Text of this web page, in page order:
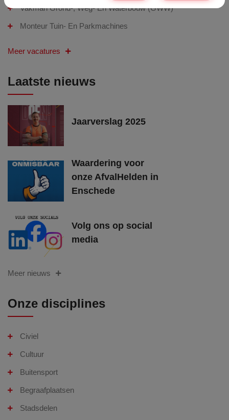
Vakman Grond-, Weg- En Waterbouw (GWW)
Monteur Tuin- En Parkmachines
Meer vacatures
Laatste nieuws
Jaarverslag 2025
Waardering voor
onze AfvalHelden in
Enschede
Volg ons op social
media
Meer nieuws
Onze disciplines
Civiel
Cultuur
Buitensport
Begraafplaatsen
Stadsdelen